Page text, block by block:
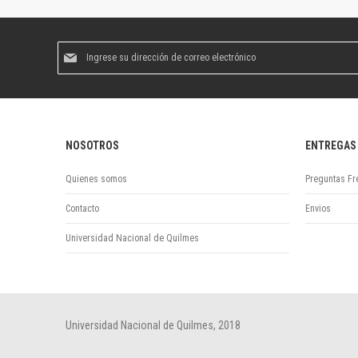
boletín
NOSOTROS
Quienes somos
Contacto
Universidad Nacional de Quilmes
ENTREGAS
Preguntas
Envios
Universidad Nacional de Quilmes, 2018